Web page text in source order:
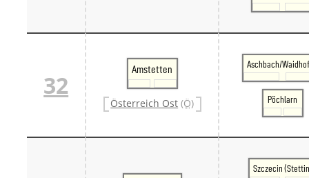
32
Amstetten
Österreich Ost (Ö)
Aschbach/
Pöchlarn
Szczecin